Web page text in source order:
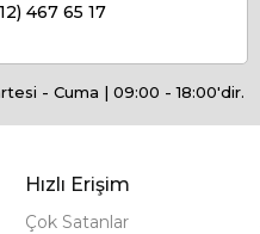
467 65 17
- Cuma | 09:00 - 18:00'dir.
Hızlı Erişim
Çok Satanlar